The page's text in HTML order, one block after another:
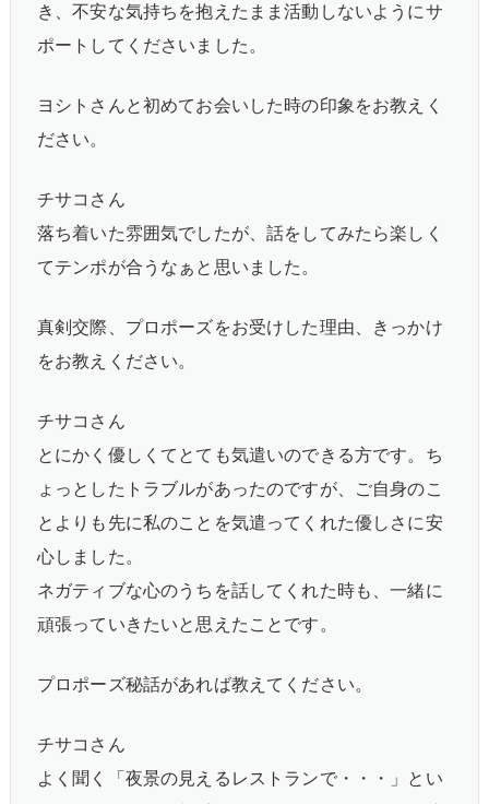
き、不安な気持ちを抱えたまま活動しないようにサ
ポートしてくださいました。
ヨシトさんと初めてお会いした時の印象をお教えく
ださい。
チサコさん
落ち着いた雰囲気でしたが、話をしてみたら楽しく
てテンポが合うなぁと思いました。
真剣交際、プロポーズをお受けした理由、きっかけ
をお教えください。
チサコさん
とにかく優しくてとても気遣いのできる方です。ち
ょっとしたトラブルがあったのですが、ご自身のこ
とよりも先に私のことを気遣ってくれた優しさに安
心しました。
ネガティブな心のうちを話してくれた時も、一緒に
頑張っていきたいと思えたことです。
プロポーズ秘話があれば教えてください。
チサコさん
よく聞く「夜景の見えるレストランで・・・」とい